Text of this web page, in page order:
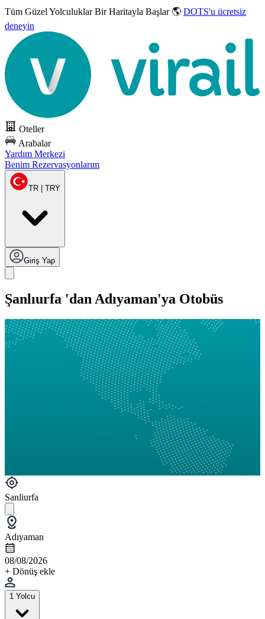
Tüm Güzel YolculuklarBir Haritayla Başlar 🌎 DOTS'u ücretsiz
deneyin
Oteller
Arabalar
Yardım Merkezi
Benim Rezervasyonlarım
TR | TRY
Giriş Yap
Şanlıurfa 'dan Adıyaman'ya Otobüs
Sanliurfa
Adıyaman
08/08/2026
+ Dönüş ekle
1 Yolcu